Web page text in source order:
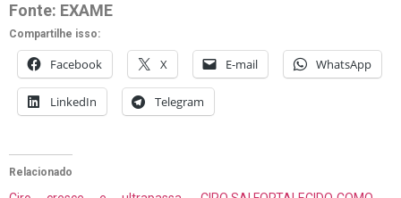
Fonte: EXAME
Compartilhe isso:
Facebook X E-mail WhatsApp
LinkedIn Telegram
Relacionado